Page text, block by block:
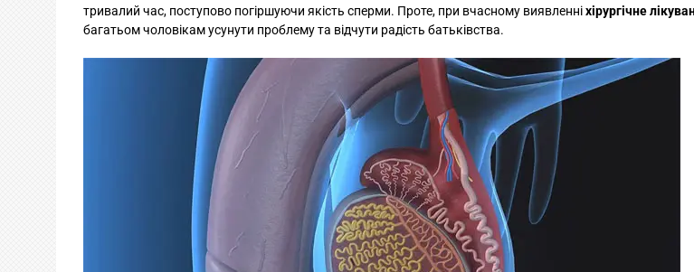
тривалий час, поступово погіршуючи якість сперми. Проте, при вчасному виявленніхірургічне
багатьом чоловікам усунути проблему та відчути радість батьківства.